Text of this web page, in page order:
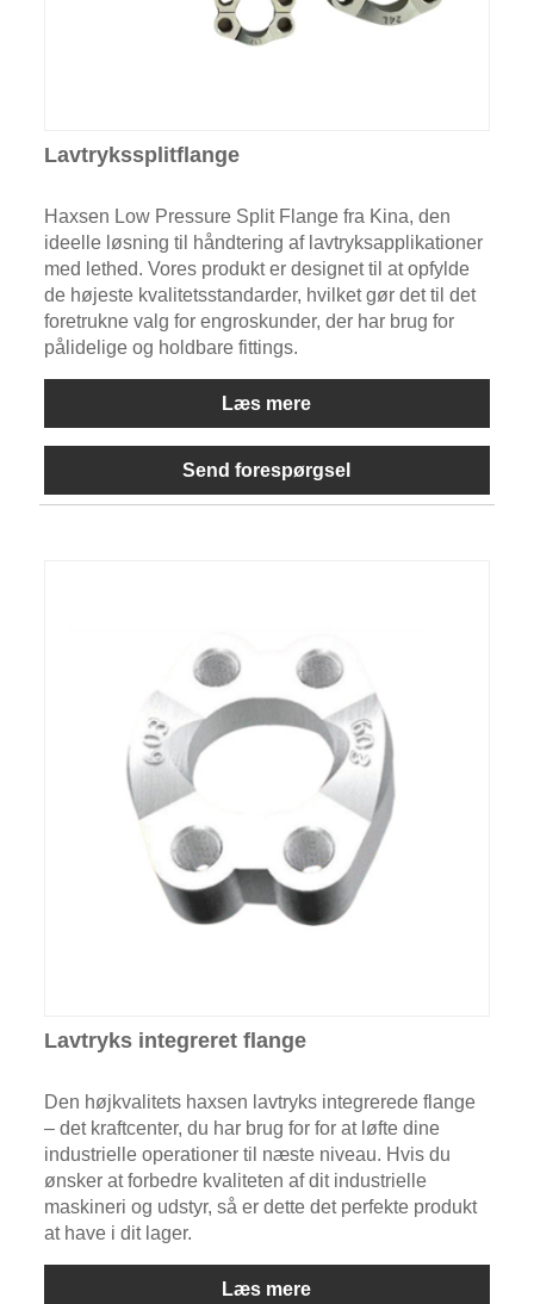
Lavtrykssplitflange
Haxsen Low Pressure Split Flange fra Kina, den
ideelle løsning til håndtering af lavtryksapplikationer
med lethed. Vores produkt er designet til at opfylde
de højeste kvalitetsstandarder, hvilket gør det til det
foretrukne valg for engroskunder, der har brug for
pålidelige og holdbare fittings.
Læs mere
Send forespørgsel
Lavtryks integreret flange
Den højkvalitets haxsen lavtryks integrerede flange
– det kraftcenter, du har brug for for at løfte dine
industrielle operationer til næste niveau. Hvis du
ønsker at forbedre kvaliteten af ​​dit industrielle
maskineri og udstyr, så er dette det perfekte produkt
at have i dit lager.
Læs mere